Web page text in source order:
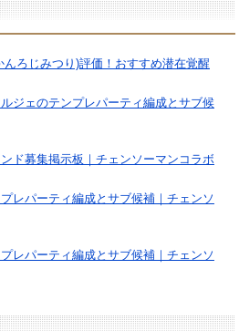
んろじみつり)評価！おすすめ潜在覚醒
ジェのテンプレパーティ編成とサブ候
ド募集掲示板｜チェンソーマンコラボ
レパーティ編成とサブ候補｜チェンソ
レパーティ編成とサブ候補｜チェンソ